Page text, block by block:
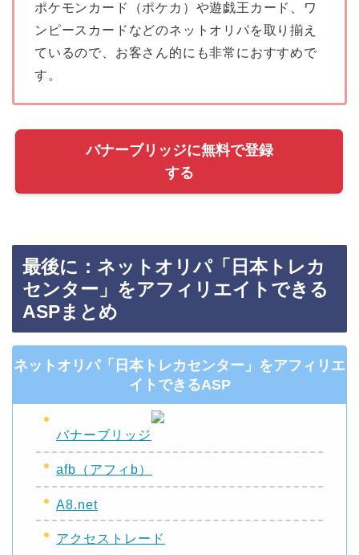
ポケモンカード（ポケカ）や遊戯王カード、ワ
ンピースカードなどのネットオリパを取り揃え
ているので、お客さん的にも非常におすすめで
す。
バナーブリッジに無料で登録
する
最後に：ネットオリパ「日本トレカ
センター」をアフィリエイトできる
ASPまとめ
ネットオリパ「日本トレカセンター」をアフィリエ
イトできるASP
バナーブリッジ
afb（アフィb）
A8.net
アクセストレード